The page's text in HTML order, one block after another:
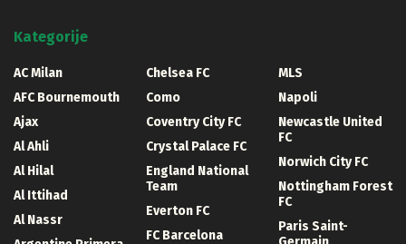
Kategorije
AC Milan
AFC Bournemouth
Ajax
Al Ahli
Al Hilal
Al Ittihad
Al Nassr
Chelsea FC
Como
Coventry City FC
Crystal Palace FC
England National
Team
Everton FC
FC Barcelona
MLS
Napoli
Newcastle United
FC
Norwich City FC
Nottingham Forest
FC
Paris Saint-